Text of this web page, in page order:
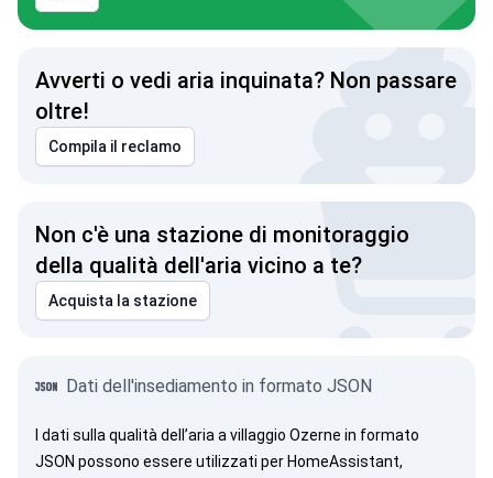
Avverti o vedi aria inquinata? Non passare
oltre!
Compila il reclamo
Non c'è una stazione di monitoraggio
della qualità dell'aria vicino a te?
Acquista la stazione
Dati dell'insediamento in formato JSON
I dati sulla qualità dell’aria a villaggio Ozerne in formato
JSON possono essere utilizzati per HomeAssistant,